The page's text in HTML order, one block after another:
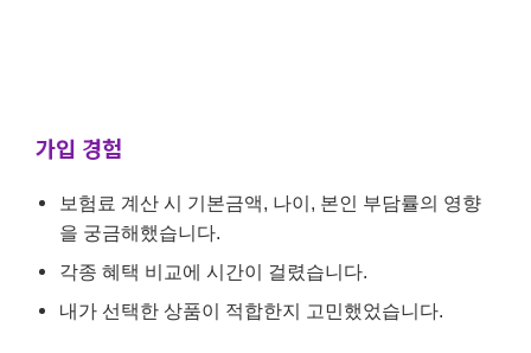
가입 경험
보험료 계산 시 기본금액, 나이, 본인 부담률의 영향
을 궁금해했습니다.
각종 혜택 비교에 시간이 걸렸습니다.
내가 선택한 상품이 적합한지 고민했었습니다.